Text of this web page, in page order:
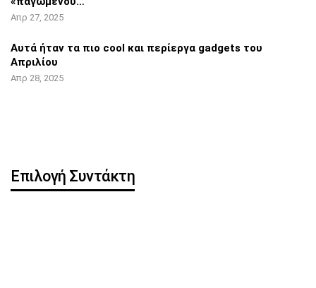
Απρ 27, 2025
Αυτά ήταν τα πιο cool και περίεργα gadgets του
Απριλίου
Απρ 28, 2025
Επιλογή Συντάκτη